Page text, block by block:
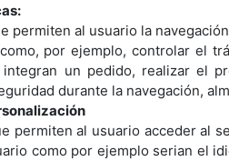
permiten al usuario la
por ejemplo, controlar el
un pedido, realizar el
durante la navegación,
permiten al usuario acceder al
como por ejemplo serian el